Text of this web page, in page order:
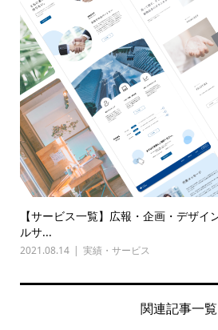
【サービス一覧】広報・企画・デザイ
ルサ...
2021.08.14 実績・サービス
関連記事一覧